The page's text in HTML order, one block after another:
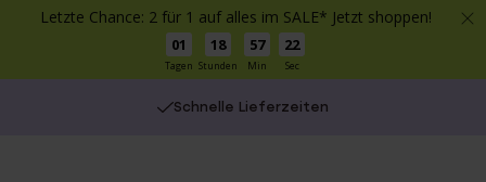
Letzte Chance: 2 für 1 auf alles im SALE* Jetzt shoppen!
01
Tagen
18
Stunden
57
Min
22
Sec
Schnelle Lieferzeiten